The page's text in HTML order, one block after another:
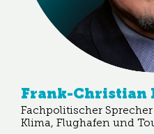
Frank-Christian
Fachpolitischer
Klima, Flughafen und